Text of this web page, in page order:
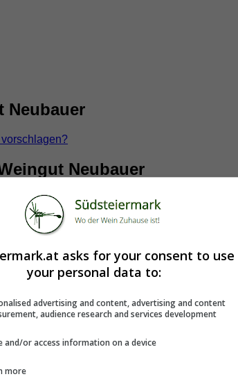
Neubauer
Neubauer
asks for your consent to use
your personal data to:
advertising and content, advertising and content
audience research and services development
and/or access information on a device
more